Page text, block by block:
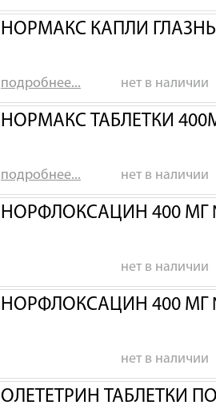
НОРМАКС КАПЛИ
подробнее... нет в наличии
НОРМАКС ТАБЛЕТКИ
подробнее... нет в наличии
НОРФЛОКСАЦИН 400 МГ
нет в наличии
НОРФЛОКСАЦИН 400 МГ
нет в наличии
ОЛЕТЕТРИН ТАБЛЕТКИ